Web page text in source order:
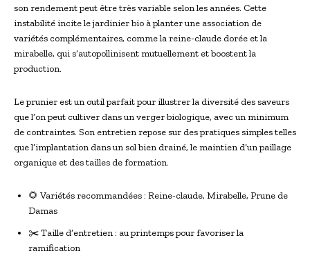
son rendement peut être très variable selon les années. Cette
instabilité incite le jardinier bio à planter une association de
variétés complémentaires, comme la reine-claude dorée et la
mirabelle, qui s’autopollinisent mutuellement et boostent la
production.
Le prunier est un outil parfait pour illustrer la diversité des saveurs
que l’on peut cultiver dans un verger biologique, avec un minimum
de contraintes. Son entretien repose sur des pratiques simples telles
que l’implantation dans un sol bien drainé, le maintien d’un paillage
organique et des tailles de formation.
🌻 Variétés recommandées : Reine-claude, Mirabelle, Prune de
Damas
✂️ Taille d’entretien : au printemps pour favoriser la
ramification